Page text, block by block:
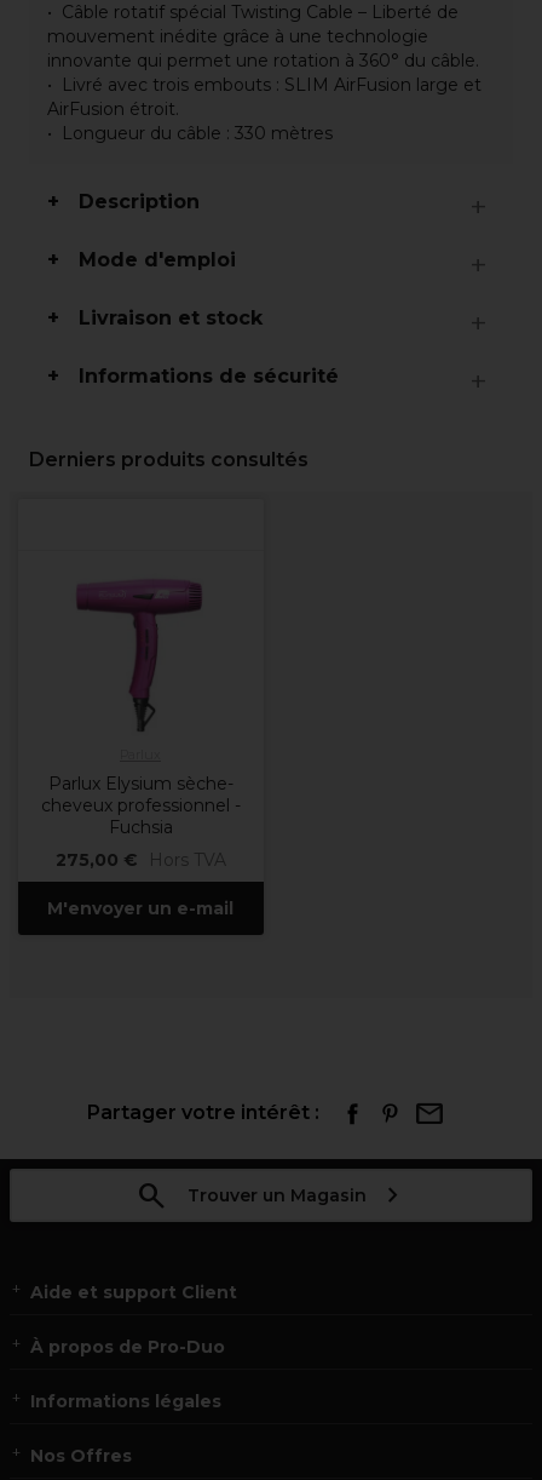
Câble rotatif spécial Twisting Cable – Liberté de
mouvement inédite grâce à une technologie
innovante qui permet une rotation à 360° du câble.
Livré avec trois embouts : SLIM AirFusion large et
AirFusion étroit.
Longueur du câble : 330 mètres
Description
Mode d'emploi
Livraison et stock
Informations de sécurité
Derniers produits consultés
Parlux Elysium sèche-
cheveux professionnel -
Fuchsia
275,00 €
Hors TVA
M'envoyer un e-mail
Partager votre intérêt :
Trouver un Magasin
Aide et support Client
À propos de Pro-Duo
Informations légales
Nos Offres